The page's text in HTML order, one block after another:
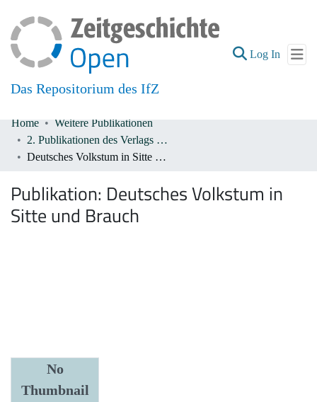
Das Repositorium des IfZ
Log In (current)
Communities & Collections
All of DSpace
Home
Weitere Publikationen
2. Publikationen des Verlags De Gruyter 1933-1945
Deutsches Volkstum in Sitte und Brauch
Publikation: Deutsches Volkstum in
Sitte und Brauch
No
Thumbnail
1936